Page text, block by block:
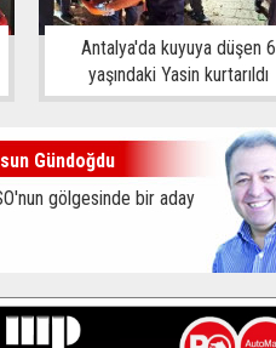
Antalya'da kuyuya düşen 6
yaşındaki Yasin kurtarıldı
Gündoğdu
gölgesinde bir aday